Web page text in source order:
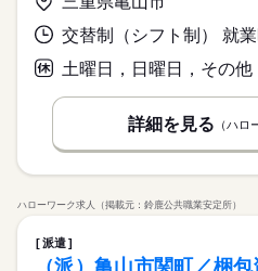
土曜日，日曜日，その他
詳細を見る （ハロ
ハローワーク求人（掲載元：鈴鹿公共職業安定所）
派遣
（派）亀山市関町／梱